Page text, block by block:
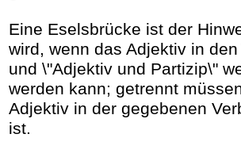
Eine Eselsbrücke ist der
wird, wenn das Adjektiv in
und \"Adjektiv und Partizip\"
werden kann; getrennt
Adjektiv in der gegebenen
ist.